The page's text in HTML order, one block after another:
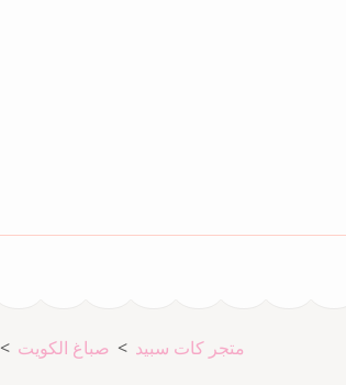
متجر المدينة كات سبيد
متجر كات سبيد > صباغ الكويت >